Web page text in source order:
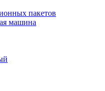
пакетов
машина